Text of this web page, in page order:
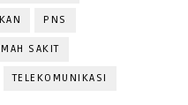
PNS
SAKIT
TELEKOMUNIKASI